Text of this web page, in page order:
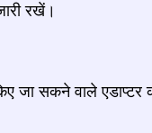
रखें।
जा सकने वाले एडाप्टर